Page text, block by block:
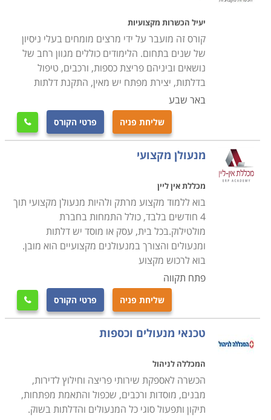
מנת שתוכלו להתחיל בקריירה מצליחה מייד לאחר הקורס.
יעיל הכשרות מקצועיות
קורס זה מועבר על ידי מרצים מומחים בעלי ניסיון
של שנים בתחום. הלימודים כוללים מגוון רחב של
נושאים וביניהם פריצת כספות, ורכבים, טיפול
בדלתות, יצירת מפתח יש מאין, התקנת דלתות
באר שבע
שליחת פניה פרטי הקורס 
מנעולן מקצועי
מכללת אין ליין
בוא ללמוד מקצוע מרתק ולהיות מנעולן מקצועי תוך
4 חודשים בלבד, כולל התמחות בחברת
מולטילוק.בכל בית, עסק או מוסד יש דלתות
ומנעולים והצורך במנעולנים מקצועיים הוא מובן.
בוא לרכוש מקצוע
פתח תקווה
שליחת פניה פרטי הקורס 
טכנאי מנעולים וכספות
המכללה לניהול
הכשרה לאספקת שירותי פריצה וחילוץ לדירות,
מבנים, מוסדות ורכבים, שכפול והתאמת מפתחות,
תיקון ותפעול סוגי כל המנעולים והדלתות בשוק.